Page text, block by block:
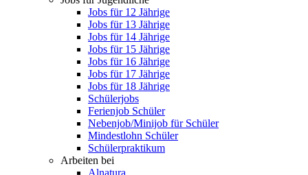
Jobs für 12 Jährige
Jobs für 13 Jährige
Jobs für 14 Jährige
Jobs für 15 Jährige
Jobs für 16 Jährige
Jobs für 17 Jährige
Jobs für 18 Jährige
Schülerjobs
Ferienjob Schüler
Nebenjob/Minijob für Schüler
Mindestlohn Schüler
Schülerpraktikum
Arbeiten bei
Alnatura